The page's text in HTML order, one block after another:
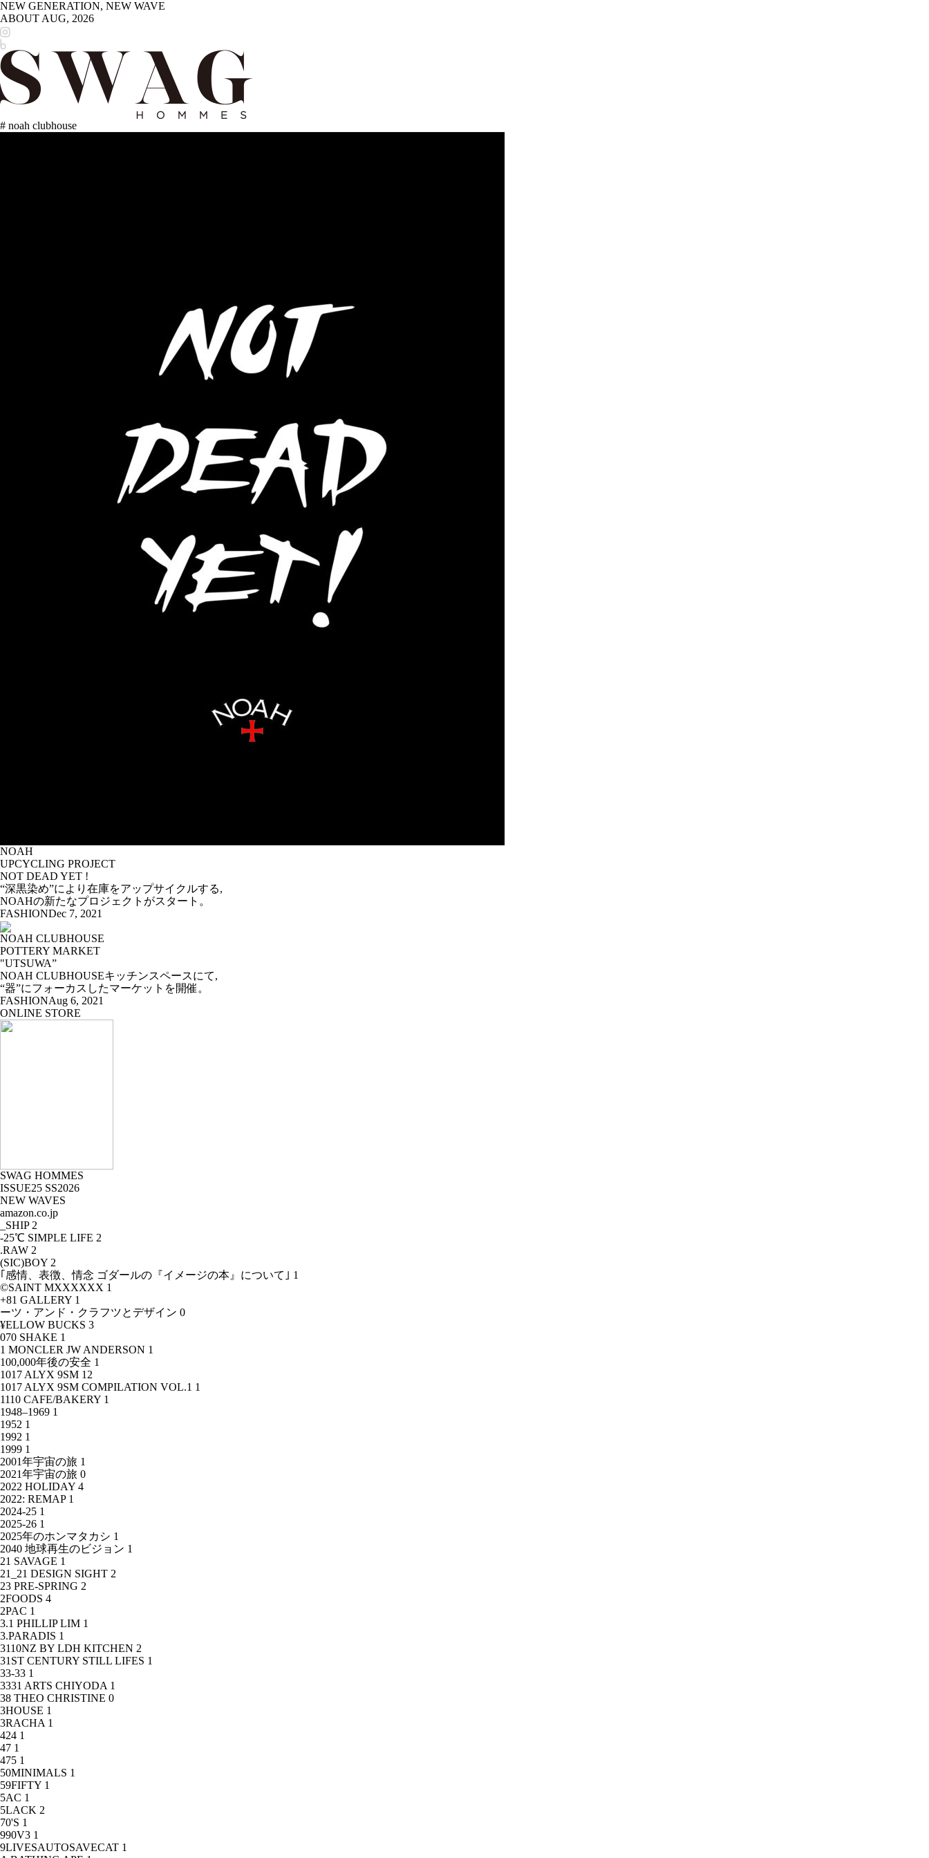
NEW GENERATION, NEW WAVE
ABOUT AUG, 2026
# noah clubhouse
NOAH
UPCYCLING PROJECT
NOT DEAD YET !
“深黒染め”により在庫をアップサイクルする,
NOAHの新たなプロジェクトがスタート。
FASHIONDec 7, 2021
NOAH CLUBHOUSE
POTTERY MARKET
"UTSUWA”
NOAH CLUBHOUSEキッチンスペースにて,
“器”にフォーカスしたマーケットを開催。
FASHIONAug 6, 2021
ONLINE STORE
SWAG HOMMES
ISSUE25 SS2026
NEW WAVES
amazon.co.jp
_SHIP 2
-25℃ SIMPLE LIFE 2
.RAW 2
(SIC)BOY 2
｢感情、表徴、情念 ゴダールの『イメージの本』について｣ 1
©SAINT MXXXXXX 1
+81 GALLERY 1
ーツ・アンド・クラフツとデザイン 0
¥ELLOW BUCKS 3
070 SHAKE 1
1 MONCLER JW ANDERSON 1
100,000年後の安全 1
1017 ALYX 9SM 12
1017 ALYX 9SM COMPILATION VOL.1 1
1110 CAFE/BAKERY 1
1948–1969 1
1952 1
1992 1
1999 1
2001年宇宙の旅 1
2021年宇宙の旅 0
2022 HOLIDAY 4
2022: REMAP 1
2024-25 1
2025-26 1
2025年のホンマタカシ 1
2040 地球再生のビジョン 1
21 SAVAGE 1
21_21 DESIGN SIGHT 2
23 PRE-SPRING 2
2FOODS 4
2PAC 1
3.1 PHILLIP LIM 1
3.PARADIS 1
3110NZ BY LDH KITCHEN 2
31ST CENTURY STILL LIFES 1
33-33 1
3331 ARTS CHIYODA 1
38 THEO CHRISTINE 0
3HOUSE 1
3RACHA 1
424 1
47 1
475 1
50MINIMALS 1
59FIFTY 1
5AC 1
5LACK 2
70'S 1
990V3 1
9LIVESAUTOSAVECAT 1